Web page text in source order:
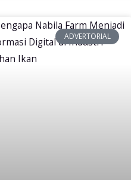
ADVERTORIAL